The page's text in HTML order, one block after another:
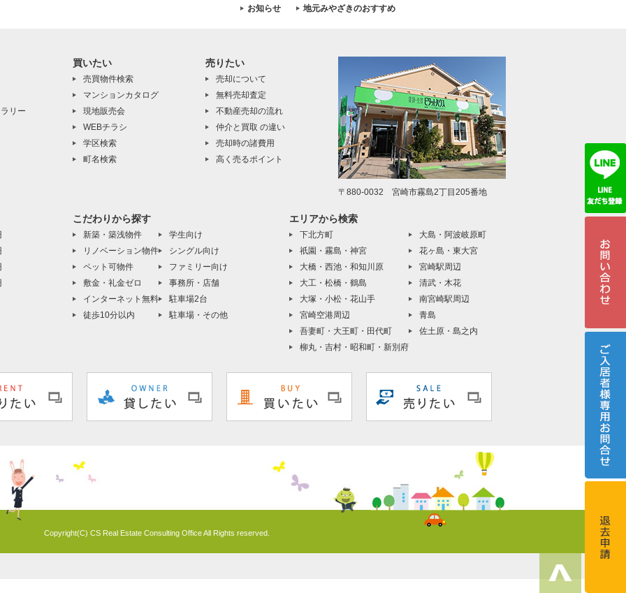
お知らせ
地元みやざきのおすすめ
リー
買いたい
売買物件検索
マンションカタログ
現地販売会
WEBチラシ
学区検索
町名検索
売りたい
売却について
無料売却査定
不動産売却の流れ
仲介と買取 の違い
売却時の諸費用
高く売るポイント
〒880-0032 宮崎市霧島2丁目205番地
こだわりから探す
新築・築浅物件
リノベーション物件
ペット可物件
敷金・礼金ゼロ
インターネット無料
徒歩10分以内
学生向け
シングル向け
ファミリー向け
事務所・店舗
駐車場2台
駐車場・その他
エリアから検索
下北方町
祇園・霧島・神宮
大橋・西池・和知川原
大工・松橋・鶴島
大塚・小松・花山手
宮崎空港周辺
吾妻町・大王町・田代町
柳丸・吉村・昭和町・新別府
大島・阿波岐原町
花ヶ島・東大宮
宮崎駅周辺
清武・木花
南宮崎駅周辺
青島
佐土原・島之内
Copyright(C) CS Real Estate Consulting Office All Rights reserved.